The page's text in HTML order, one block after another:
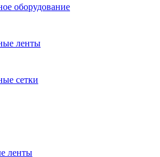
оборудование
ленты
сетки
ленты